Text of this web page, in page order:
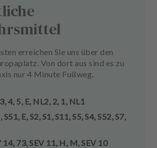
erreichen Sie uns über den
Von dort aus sind es zu
nur 4 Minute Fußweg.
4, 5, E, NL2, 2, 1, NL1
S51, E, S2, S1, S11, S5, S4, S52, S7,
14, 73, SEV 11, H, M, SEV 10